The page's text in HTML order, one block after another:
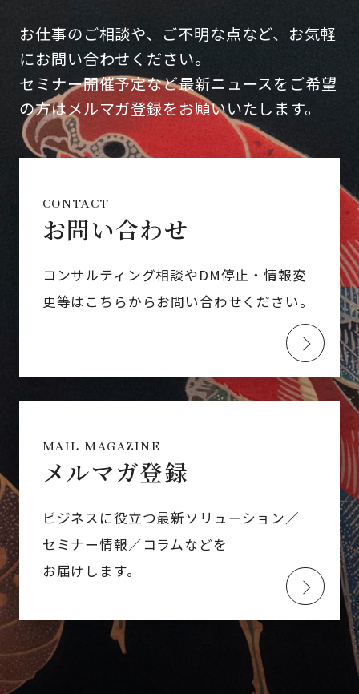
お仕事のご相談や、ご不明な点など、お気軽
にお問い合わせください。
セミナー開催予定など最新ニュースをご希望
の方はメルマガ登録をお願いいたします。
CONTACT
お問い合わせ
コンサルティング相談やDM停止・情報変
更等はこちらからお問い合わせください。
MAIL MAGAZINE
メルマガ登録
ビジネスに役立つ最新ソリューション／
セミナー情報／コラムなどを
お届けします。